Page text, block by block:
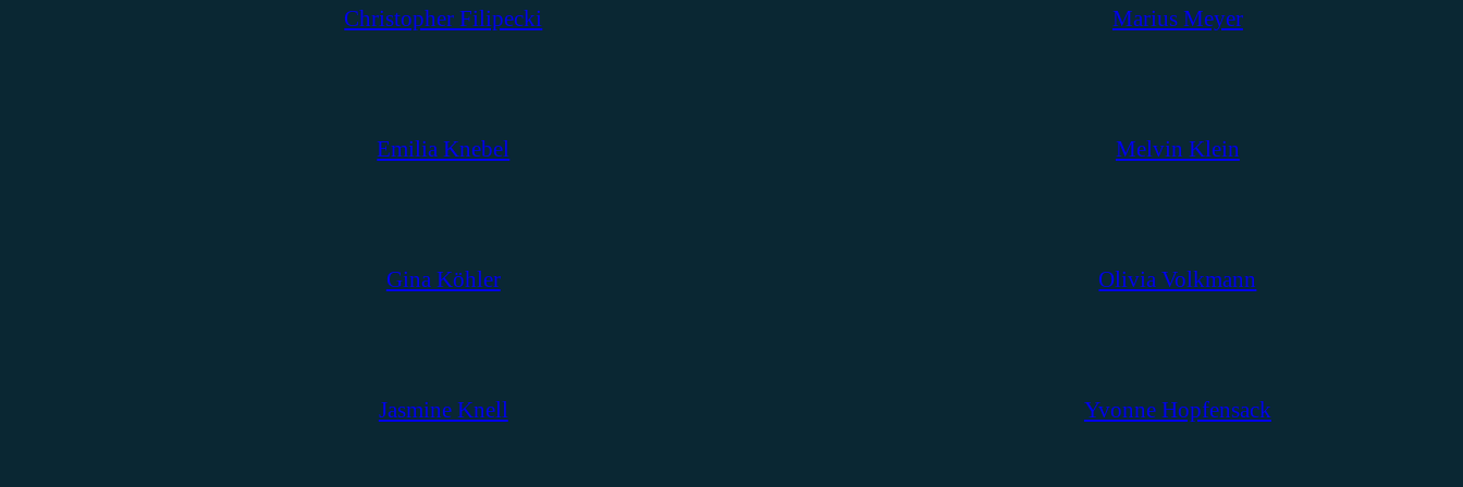
Christopher Filipecki
Emilia Knebel
Gina Köhler
Jasmine Knell
Marius Meyer
Melvin Klein
Olivia Volkmann
Yvonne Hopfensack